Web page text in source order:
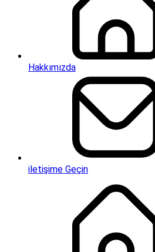
Hakkımızda
iletişime Geçin